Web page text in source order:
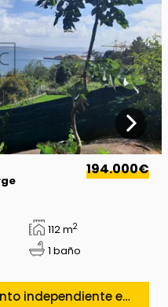
194.000€
112 m2
1 baño
Chalet con apartamento independiente en Cariño, Doniños – Ferrol